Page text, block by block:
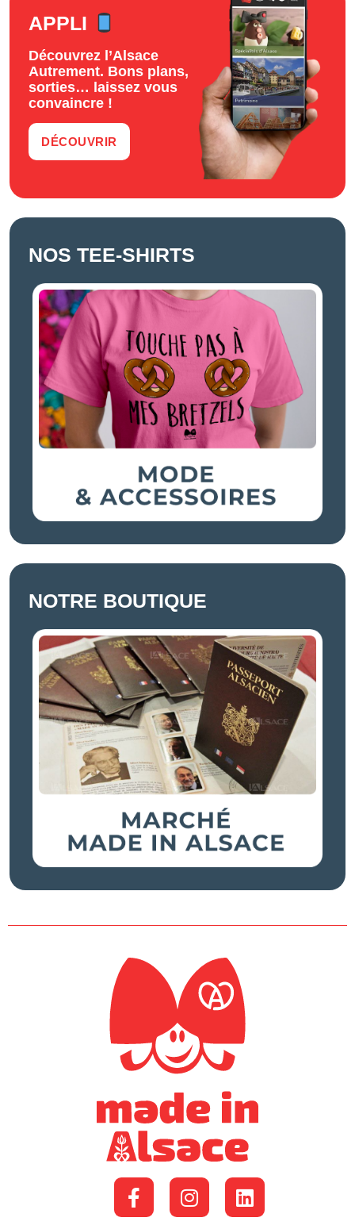
APPLI
Découvrez l’Alsace
Autrement. Bons plans,
sorties… laissez vous
convaincre !
DÉCOUVRIR
NOS TEE-SHIRTS
NOTRE BOUTIQUE